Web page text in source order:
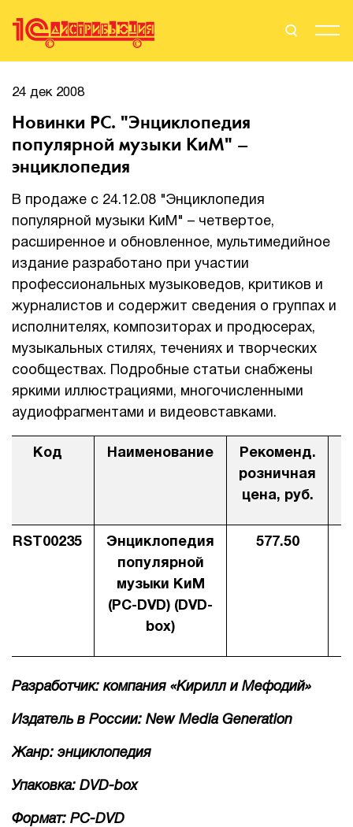
Поиск
Стать Партнером
О нас
Вендоры
Партнерам
События
Сервисы для партнеров
24 дек 2008
Новинки PC. "Энциклопедия
популярной музыки КиМ" –
энциклопедия
В продаже с 24.12.08 "Энциклопедия
популярной музыки КиМ" – четвертое,
расширенное и обновленное, мультимедийное
издание разработано при участии
профессиональных музыковедов, критиков и
журналистов и содержит сведения о группах и
исполнителях, композиторах и продюсерах,
музыкальных стилях, течениях и творческих
сообществах. Подробные статьи снабжены
яркими иллюстрациями, многочисленными
аудиофрагментами и видеовставками.
Код Наименование
Рекоменд.
розничная
цена, руб.
RST00235
Энциклопедия
популярной
музыки КиМ
(PC-DVD) (DVD-
box)
577.50
Разработчик: компания «Кирилл и Мефодий»
Издатель в России: New Media Generation
Жанр: энциклопедия
Упаковка: DVD-box
Формат: PC-DVD